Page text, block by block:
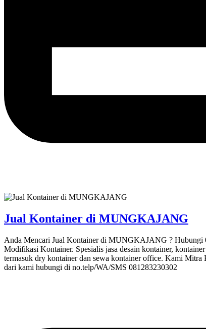
Jual Kontainer di MUNGKAJANG
Anda Mencari Jual Kontainer di MUNGKAJANG ? Hubungi
Modifikasi Kontainer. Spesialis jasa desain kontainer,
termasuk dry kontainer dan sewa kontainer office. Kami Mitra
dari kami hubungi di no.telp/WA/SMS 081283230302